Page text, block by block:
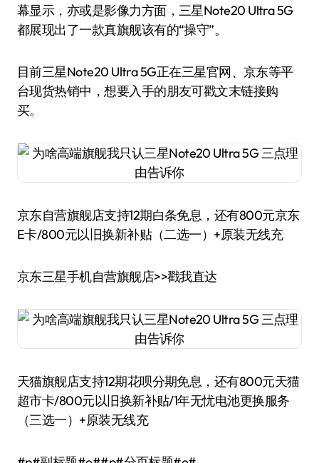
幕显示，亦或是影像力方面，三星Note20 Ultra 5G
都展现出了一款真旗舰该有的“操守”。
目前三星Note20 Ultra 5G正在三星官网、京东等平
台现货热销中，想要入手的朋友可戳文末链接购
买。
京东自营旗舰店支持12期白条免息，还有800元京东
E卡/800元以旧换新补贴（二选一）+原装无线充
京东三星手机自营旗舰店>>戳我直达
天猫旗舰店支持12期花呗分期免息，还有800元天猫
超市卡/800元以旧换新补贴/1年无忧电池更换服务
（三选一）+原装无线充